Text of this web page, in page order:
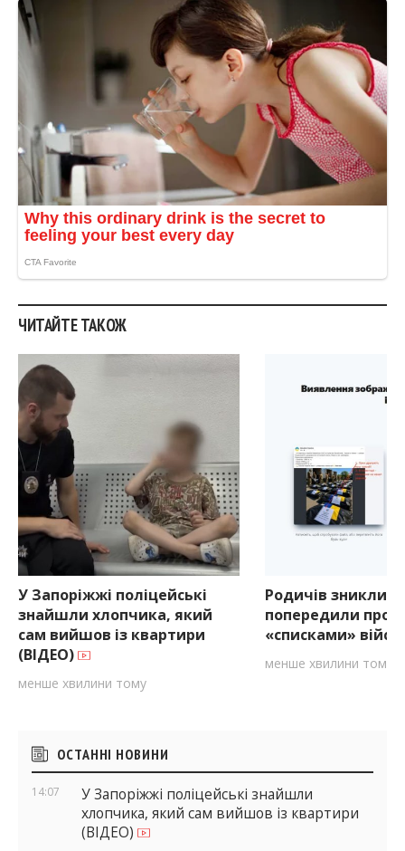
ЧИТАЙТЕ ТАКОЖ
У Запоріжжі поліцейські
знайшли хлопчика, який
сам вийшов із квартири
(ВІДЕО)
менше хвилини тому
Родичів зниклих
попередили про
«списками»
менше хвилини тому
Бічні
віджети
ОСТАННІ НОВИНИ
14:07
У Запоріжжі поліцейські знайшли
хлопчика, який сам вийшов із квартири
(ВІДЕО)